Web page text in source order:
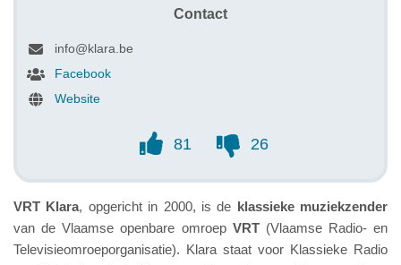
Contact
info@klara.be
Facebook
Website
81 26
VRT Klara, opgericht in 2000, is de klassieke muziekzender
van de Vlaamse openbare omroep VRT(Vlaamse Radio- en
Televisieomroeporganisatie). Klara staat voor Klassieke Radio